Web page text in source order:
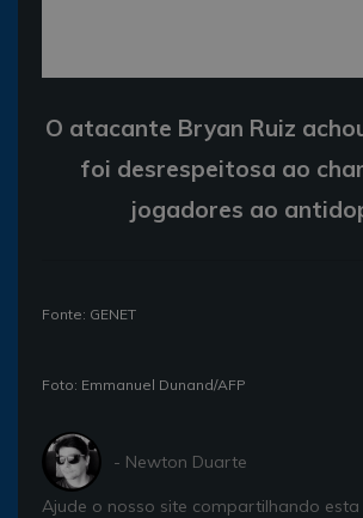
O atacante Bryan Ruiz
foi desrespeitosa ao
jogadores ao
Fonte: GENET
Foto: Emmanuel Dunand/AFP
- Newton Duarte
Ajude o nosso site compartilhando